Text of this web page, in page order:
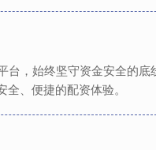
，始终坚守资金安全的
、便捷的配资体验。